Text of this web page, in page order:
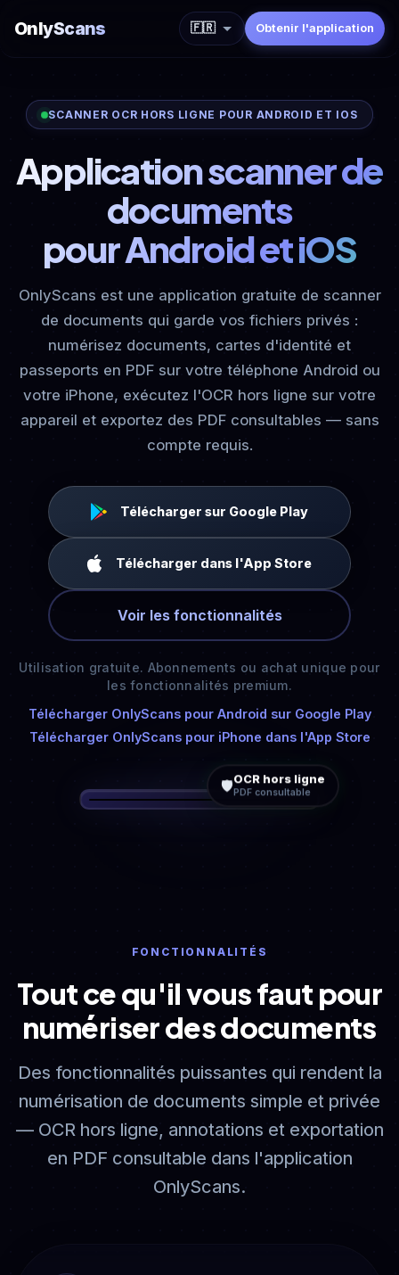
OnlyScans 🇫🇷 Obtenir l'application
SCANNER OCR HORS LIGNE POUR ANDROID ET IOS
Application scanner de
documents
pour Android et iOS
OnlyScans est une application gratuite de scanner
de documents qui garde vos fichiers privés :
numérisez documents, cartes d'identité et
passeports en PDF sur votre téléphone Android ou
votre iPhone, exécutez l'OCR hors ligne sur votre
appareil et exportez des PDF consultables — sans
compte requis.
Télécharger sur Google Play
Télécharger dans l'App Store
Voir les fonctionnalités
Utilisation gratuite. Abonnements ou achat unique pour
les fonctionnalités premium.
Télécharger OnlyScans pour Android sur Google Play
Télécharger OnlyScans pour iPhone dans l'App Store
🛡️OCR hors ligne
PDF consultable
FONCTIONNALITÉS
Tout ce qu'il vous faut pour
numériser des documents
Des fonctionnalités puissantes qui rendent la
numérisation de documents simple et privée
— OCR hors ligne, annotations et exportation
en PDF consultable dans l'application
OnlyScans.